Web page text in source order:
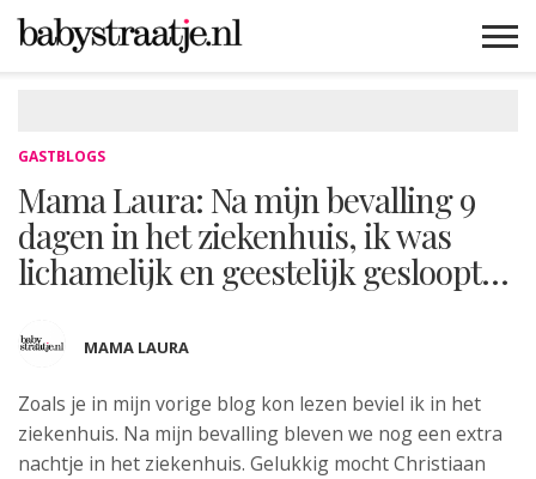
GASTBLOGS
Mama Laura: Na mijn bevalling 9
dagen in het ziekenhuis, ik was
lichamelijk en geestelijk gesloopt…
MAMA LAURA
Zoals je in mijn vorige blog kon lezen beviel ik in het
ziekenhuis. Na mijn bevalling bleven we nog een extra
nachtje in het ziekenhuis. Gelukkig mocht Christiaan